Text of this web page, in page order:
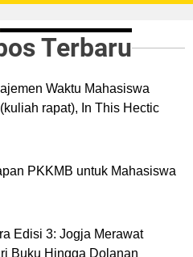
Terbaru
Waktu Mahasiswa
rapat), In This Hectic
PKKMB untuk Mahasiswa
Edisi 3: Jogja Merawat
Buku Hingga Dolanan